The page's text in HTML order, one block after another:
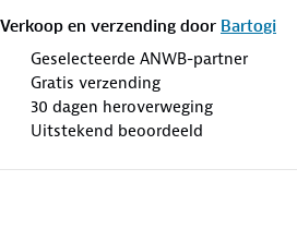
Verkoop en verzending door Bartogi
Geselecteerde ANWB-partner
Gratis verzending
30 dagen heroverweging
Uitstekend beoordeeld